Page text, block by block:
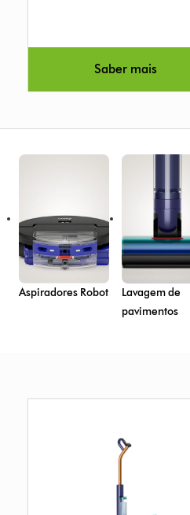
Saber mais
Aspiradores Robot
Lavagem de
pavimentos